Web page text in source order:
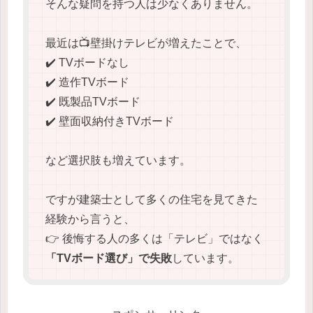
そんな疑問を持つ人は少なくありません。
最近は📺壁掛けテレビが増えたことで、
✔️ TVボードなし
✔️ 造作TVボード
✔️ 既製品TVボード
✔️ 壁面収納付きTVボード
など選択肢も増えています。
ですが建築士として多くの住宅を見てきた
経験から言うと、
👉 後悔する人の多くは「テレビ」ではなく
「TVボード選び」で失敗しています。